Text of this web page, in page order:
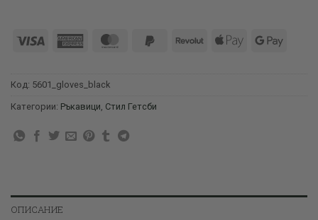
Visa
American MasterCardPayPal
RevolutApple
Google
Код: 5601_gloves_black
Категории: Ръкавици, Стил Гетсби
ОПИСАНИЕ